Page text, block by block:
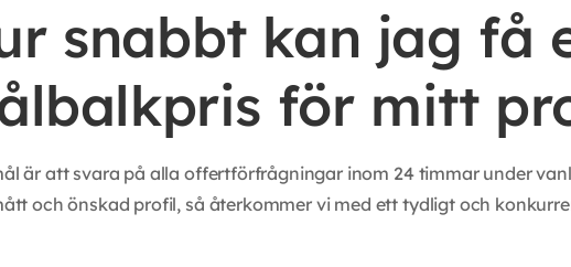
snabbt kan jag få
för mitt
är att svara på alla offertförfrågningar inom 24 timmar under
och önskad profil, så återkommer vi med ett tydligt och